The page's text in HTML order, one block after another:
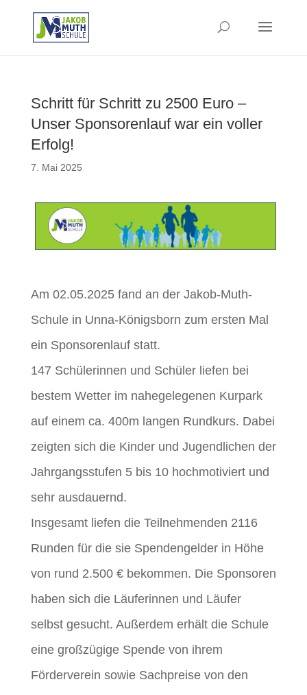
Schritt für Schritt zu 2500 Euro –
Unser Sponsorenlauf war ein voller
Erfolg!
7. Mai 2025
Am 02.05.2025 fand an der Jakob-Muth-
Schule in Unna-Königsborn zum ersten Mal
ein Sponsorenlauf statt.
147 Schülerinnen und Schüler liefen bei
bestem Wetter im nahegelegenen Kurpark
auf einem ca. 400m langen Rundkurs. Dabei
zeigten sich die Kinder und Jugendlichen der
Jahrgangsstufen 5 bis 10 hochmotiviert und
sehr ausdauernd.
Insgesamt liefen die Teilnehmenden 2116
Runden für die sie Spendengelder in Höhe
von rund 2.500 € bekommen. Die Sponsoren
haben sich die Läuferinnen und Läufer
selbst gesucht. Außerdem erhält die Schule
eine großzügige Spende von ihrem
Förderverein sowie Sachpreise von den